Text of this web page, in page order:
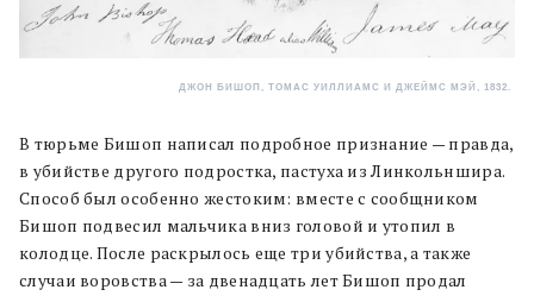
ДЖОН БИШОП, ТОМАC УИЛЛИАМС И ДЖЕЙМС МЭЙ, 1832.
В тюрьме Бишоп написал подробное признание — правда,
в убийстве другого подростка, пастуха из Линкольншира.
Способ был особенно жестоким: вместе с сообщником
Бишоп подвесил мальчика вниз головой и утопил в
колодце. После раскрылось еще три убийства, а также
случаи воровства — за двенадцать лет Бишоп продал